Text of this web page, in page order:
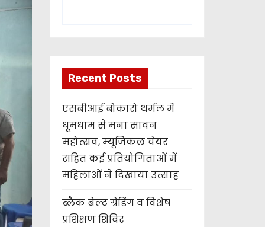
Recent Posts
एसबीआई बोकारो थर्मल में
धूमधाम से मना सावन
महोत्सव, म्यूजिकल चेयर
सहित कई प्रतियोगिताओं में
महिलाओं ने दिखाया उत्साह
ब्लैक बेल्ट ग्रेडिंग व विशेष
प्रशिक्षण शिविर